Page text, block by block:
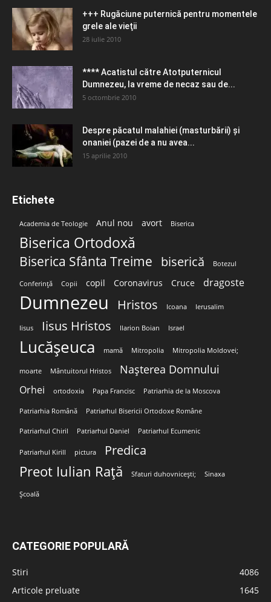
+++ Rugăciune puternică pentru momentele
grele ale vieţii
28 iulie 2010
**** Acatistul către Atotputernicul
Dumnezeu, la vreme de necaz sau de...
5 octombrie 2010
Despre păcatul malahiei (masturbării) şi
onaniei (pazei de a nu avea...
15 aprilie 2010
Etichete
Academia de Teologie Anul nou avort Biserica
Biserica Ortodoxă
Biserica Sfânta Treime biserică Botezul
Conferință Copii copil Coronavirus Cruce dragoste
Dumnezeu Hristos Icoana Ierusalim
Iisus Iisus Hristos Ilarion Boian Israel
Lucășeuca mamă Mitropolia Mitropolia Moldovei;
moarte Mântuitorul Hristos Nașterea Domnului
Orhei ortodoxia Papa Francisc Patriarhia de la Moscova
Patriarhia Română Patriarhul Bisericii Ortodoxe Române
Patriarhul Chiril Patriarhul Daniel Patriarhul Ecumenic
Patriarhul Kirill pictura Predica
Preot Iulian Rață Sfaturi duhovnicești; Sinaxa
Școală
CATEGORIE POPULARĂ
Stiri
4086
Articole preluate
1645